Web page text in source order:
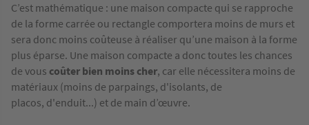
C’est mathématique : une maison compacte qui se rapproche
de la forme carrée ou rectangle comportera moins de murs et
sera donc moins coûteuse à réaliser qu’une maison à la forme
plus éparse. Une maison compacte a donc toutes les chances
de vous coûter bien moins cher, car elle nécessitera moins de
matériaux (moins de parpaings, d'isolants, de
placos, d'enduit...) et de main d’œuvre.